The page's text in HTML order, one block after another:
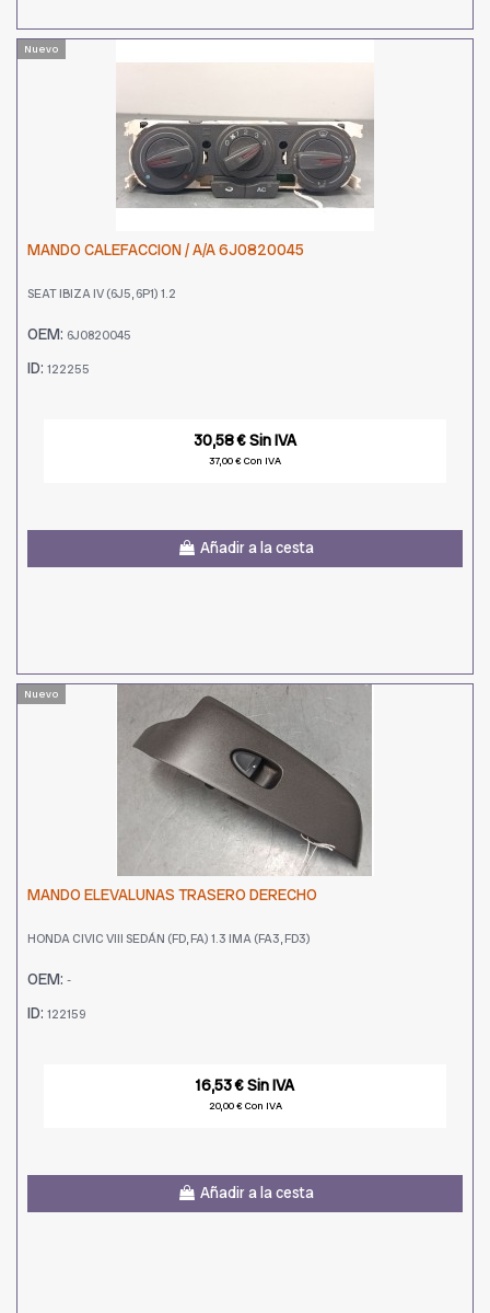
Nuevo
MANDO CALEFACCION / A/A 6J0820045
SEAT IBIZA IV (6J5, 6P1) 1.2
OEM: 6J0820045
ID: 122255
30,58 € Sin IVA
37,00 € Con IVA
Añadir a la cesta
Nuevo
MANDO ELEVALUNAS TRASERO DERECHO
HONDA CIVIC VIII SEDÁN (FD, FA) 1.3 IMA (FA3, FD3)
OEM: -
ID: 122159
16,53 € Sin IVA
20,00 € Con IVA
Añadir a la cesta